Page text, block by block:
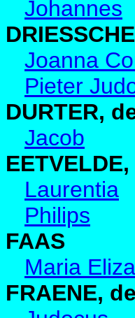
Johannes
Joanna
Pieter
DURTER,
Jacob
Laurentia
Philips
FAAS
Maria
FRAENE, de